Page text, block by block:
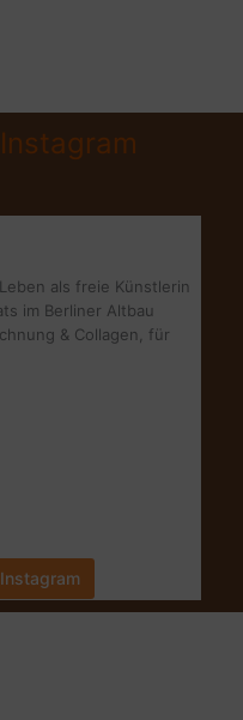
als freie Künstlerin
im Berliner Altbau
& Collagen, für